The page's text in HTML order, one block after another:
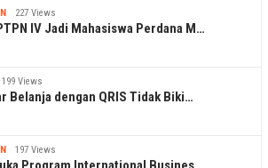
227 Views
IV Jadi Mahasiswa Perdana M…
199 Views
Belanja dengan QRIS Tidak Biki…
197 Views